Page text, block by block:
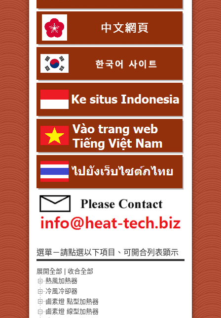
選單－請點選以下項目、可開合列表顕示
展開全部
收合全部
熱風加熱器
冷風冷卻器
鹵素燈 點型加熱器
鹵素燈 線型加熱器